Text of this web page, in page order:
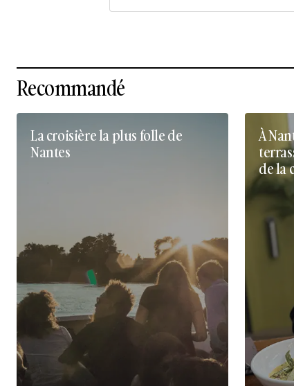
Recommandé
La croisière la plus folle de
Nantes
À
de la